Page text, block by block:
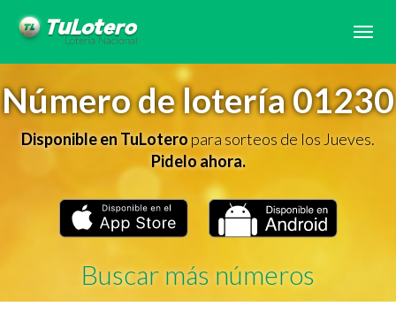
Número de lotería 01230
Disponible en TuLoteropara sorteos de los Jueves.
Pidelo ahora.
Buscar más números